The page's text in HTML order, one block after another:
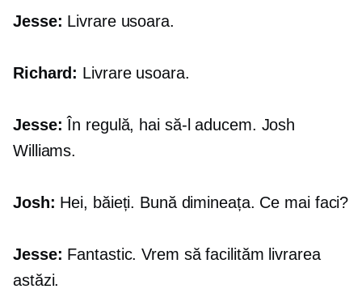
Jesse: Livrare usoara.
Richard: Livrare usoara.
Jesse: În regulă, hai să-l aducem. Josh
Williams.
Josh: Hei, băieți. Bună dimineața. Ce mai faci?
Jesse: Fantastic. Vrem să facilităm livrarea
astăzi.